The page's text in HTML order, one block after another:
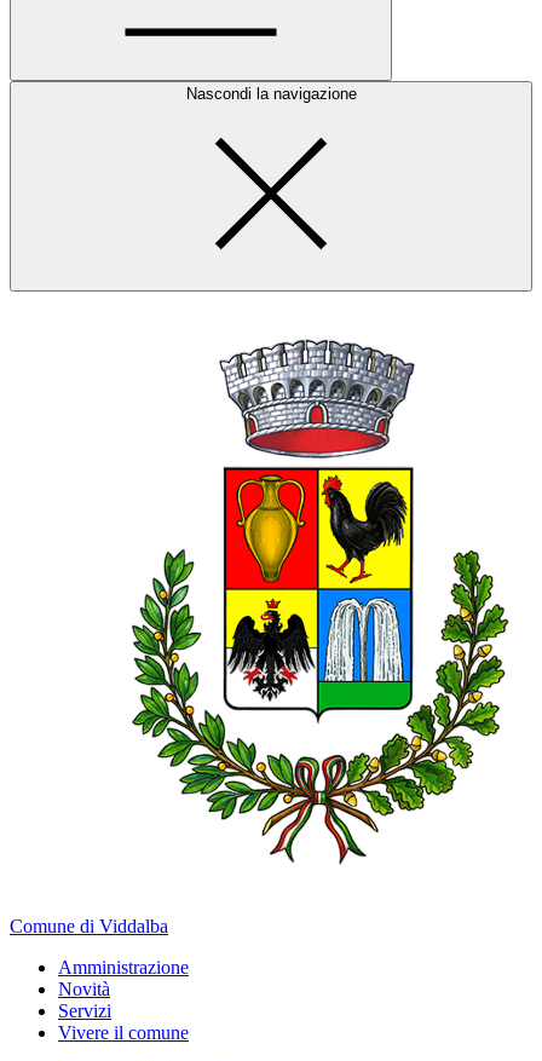
Nascondi la navigazione
Comune di Viddalba
Amministrazione
Novità
Servizi
Vivere il comune